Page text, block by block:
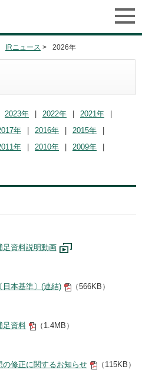
IRニュース > 2026年
2023年 2022年 2021年
年 2016年 2015年
年 2010年 2009年
足資料説明動画
日本基準〕(連結)
（566KB）
足資料
（1.4MB）
修正に関するお知らせ
（115KB）